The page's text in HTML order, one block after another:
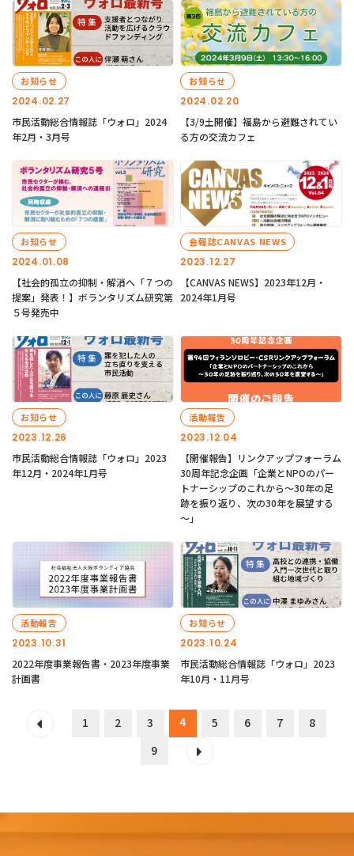
2024.02.27
お知らせ
市民活動総合情報誌「ウォロ」2024
年2月・3月号
2024.02.20
お知らせ
【3/9土開催】福島から避難されてい
る方の交流カフェ
2024.01.08
お知らせ
【社会的孤立の抑制・解消へ「７つの
提案」発表！】ボランタリズム研究第
５号発売中
2023.12.27
会報誌CANVAS NEWS
【CANVAS NEWS】2023年12月・
2024年1月号
2023.12.26
お知らせ
市民活動総合情報誌「ウォロ」2023
年12月・2024年1月号
2023.12.04
活動報告
【開催報告】リンクアップフォーラム
30周年記念企画「企業とNPOのパー
トナーシップのこれから～30年の足
跡を振り返り、次の30年を展望する
～」
2023.10.31
活動報告
2022年度事業報告書・2023年度事業
計画書
2023.10.24
お知らせ
市民活動総合情報誌「ウォロ」2023
年10月・11月号
1 2 3 4 5 6 7
8
9